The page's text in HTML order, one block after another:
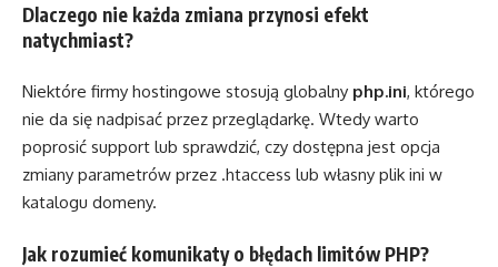
Dlaczego nie każda zmiana przynosi efekt
natychmiast?
Niektóre firmy hostingowe stosują globalny php.ini, którego
nie da się nadpisać przez przeglądarkę. Wtedy warto
poprosić support lub sprawdzić, czy dostępna jest opcja
zmiany parametrów przez .htaccess lub własny plik ini w
katalogu domeny.
Jak rozumieć komunikaty o błędach limitów PHP?